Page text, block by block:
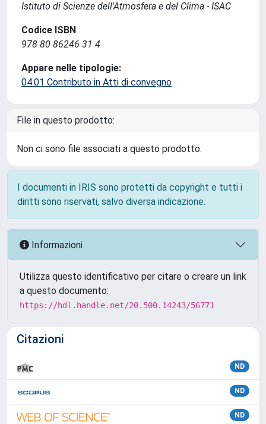
Istituto di Scienze dell'Atmosfera e del Clima - ISAC
Codice ISBN
978 80 86246 31 4
Appare nelle tipologie:
04.01 Contributo in Atti di convegno
File in questo prodotto:
Non ci sono file associati a questo prodotto.
I documenti in IRIS sono protetti da copyright e tutti i
diritti sono riservati, salvo diversa indicazione.
Informazioni
Utilizza questo identificativo per citare o creare un link
a questo documento:
https://hdl.handle.net/20.500.14243/56771
Citazioni
ND
ND
ND